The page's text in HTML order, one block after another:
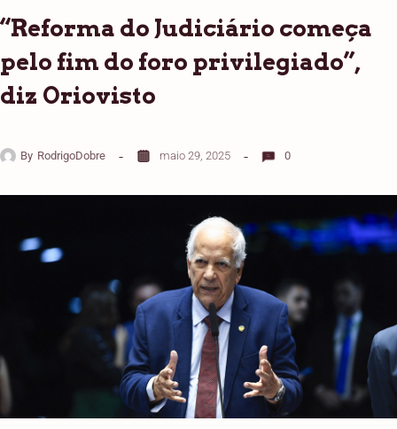
“Reforma do Judiciário começa
pelo fim do foro privilegiado”,
diz Oriovisto
By RodrigoDobre maio 29, 2025 0